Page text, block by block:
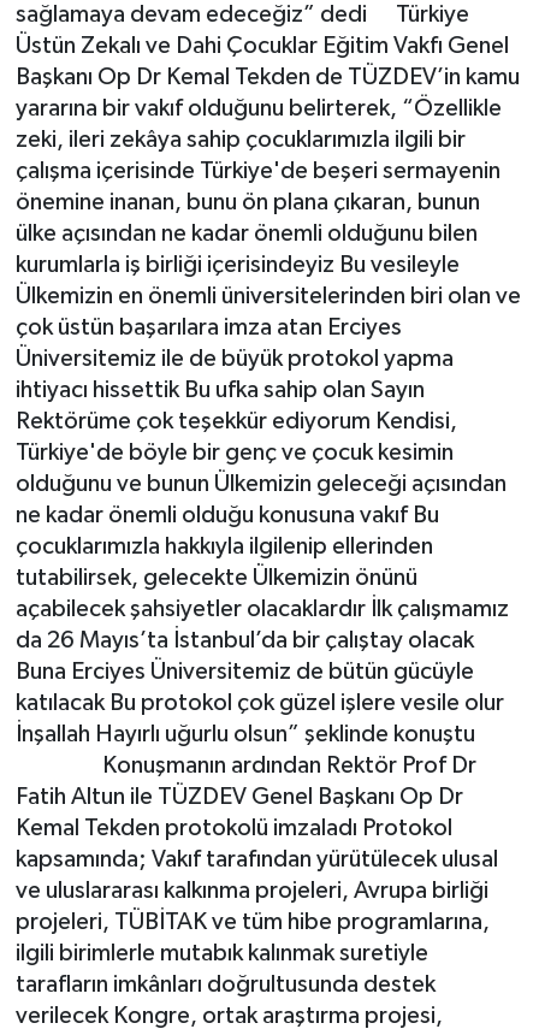
sağlamaya devam edeceğiz” dedi Türkiye
Üstün Zekalı ve Dahi Çocuklar Eğitim Vakfı Genel
Başkanı Op Dr Kemal Tekden de TÜZDEV’in kamu
yararına bir vakıf olduğunu belirterek, “Özellikle
zeki, ileri zekâya sahip çocuklarımızla ilgili bir
çalışma içerisinde Türkiye'de beşeri sermayenin
önemine inanan, bunu ön plana çıkaran, bunun
ülke açısından ne kadar önemli olduğunu bilen
kurumlarla iş birliği içerisindeyiz Bu vesileyle
Ülkemizin en önemli üniversitelerinden biri olan ve
çok üstün başarılara imza atan Erciyes
Üniversitemiz ile de büyük protokol yapma
ihtiyacı hissettik Bu ufka sahip olan Sayın
Rektörüme çok teşekkür ediyorum Kendisi,
Türkiye'de böyle bir genç ve çocuk kesimin
olduğunu ve bunun Ülkemizin geleceği açısından
ne kadar önemli olduğu konusuna vakıf Bu
çocuklarımızla hakkıyla ilgilenip ellerinden
tutabilirsek, gelecekte Ülkemizin önünü
açabilecek şahsiyetler olacaklardır İlk çalışmamız
da 26 Mayıs’ta İstanbul’da bir çalıştay olacak
Buna Erciyes Üniversitemiz de bütün gücüyle
katılacak Bu protokol çok güzel işlere vesile olur
İnşallah Hayırlı uğurlu olsun” şeklinde konuştu
Konuşmanın ardından Rektör Prof Dr
Fatih Altun ile TÜZDEV Genel Başkanı Op Dr
Kemal Tekden protokolü imzaladı Protokol
kapsamında; Vakıf tarafından yürütülecek ulusal
ve uluslararası kalkınma projeleri, Avrupa birliği
projeleri, TÜBİTAK ve tüm hibe programlarına,
ilgili birimlerle mutabık kalınmak suretiyle
tarafların imkânları doğrultusunda destek
verilecek Kongre, ortak araştırma projesi,